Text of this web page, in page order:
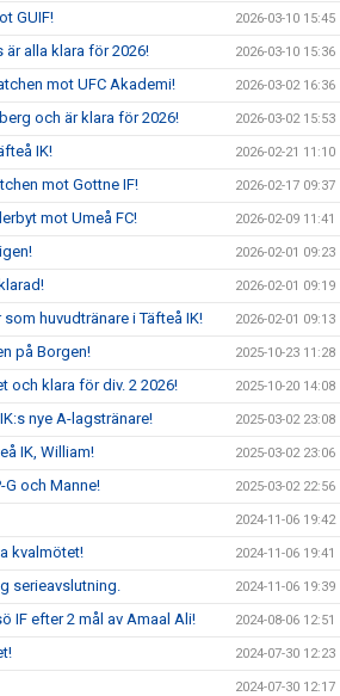
GUIF! 2026-03-10 15:45
är alla klara för 2026! 2026-03-10 15:36
mot UFC Akademi! 2026-03-02 16:36
och är klara för 2026! 2026-03-02 15:53
IK! 2026-02-21 11:10
mot Gottne IF! 2026-02-17 09:37
mot Umeå FC! 2026-02-09 11:41
2026-02-01 09:23
2026-02-01 09:19
huvudtränare i Täfteå IK! 2026-02-01 09:13
på Borgen! 2025-10-23 11:28
och klara för div. 2 2026! 2025-10-20 14:08
nye A-lagstränare! 2025-03-02 23:08
IK, William! 2025-03-02 23:06
och Manne! 2025-03-02 22:56
2024-11-06 19:42
kvalmötet! 2024-11-06 19:41
serieavslutning. 2024-11-06 19:39
IF efter 2 mål av Amaal Ali! 2024-08-06 12:51
2024-07-30 12:23
2024-07-30 12:17